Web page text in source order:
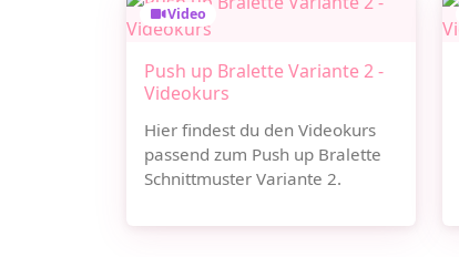
Video
Push up Bralette Variante 2 -
Videokurs
Hier findest du den Videokurs
passend zum Push up Bralette
Schnittmuster Variante 2.